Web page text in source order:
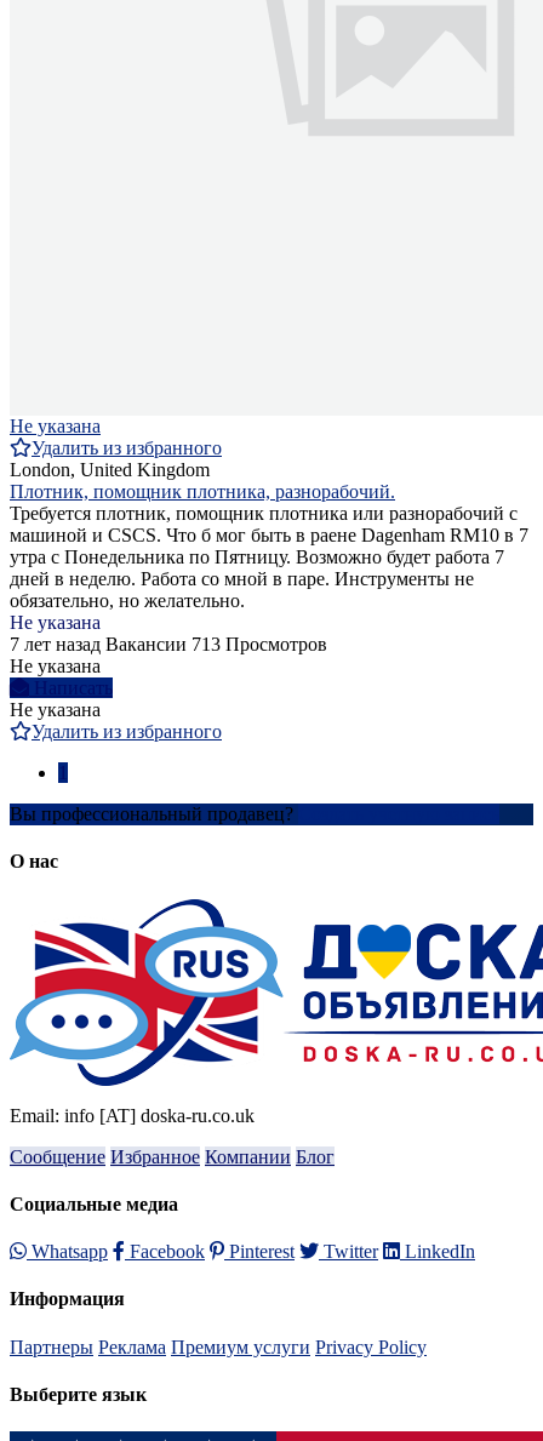
Не указана
Удалить из избранного
London, United Kingdom
Плотник, помощник плотника, разнорабочий.
Требуется плотник, помощник плотника или разнорабочий с
машиной и CSCS. Что б мог быть в раене Dagenham RM10 в 7
утра с Понедельника по Пятницу. Возможно будет работа 7
дней в неделю. Работа со мной в паре. Инструменты не
обязательно, но желательно.
Не указана
7 лет назад Вакансии 713 Просмотров
Не указана
Написать
Не указана
Удалить из избранного
Вы профессиональный продавец?
О нас
Email: info [AT] doska-ru.co.uk
Сообщение Избранное Компании Блог
Социальные медиа
Whatsapp Facebook Pinterest Twitter LinkedIn
Информация
Партнеры Реклама Премиум услуги Privacy Policy
Выберите язык